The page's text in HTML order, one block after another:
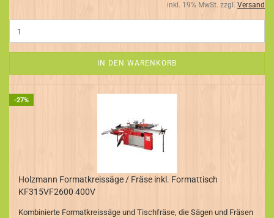
inkl. 19% MwSt. zzgl. Versand
IN DEN WARENKORB
-27%
Holzmann Formatkreissäge / Fräse inkl. Formattisch
KF315VF2600 400V
Kombinierte Formatkreissäge und Tischfräse, die Sägen und Fräsen